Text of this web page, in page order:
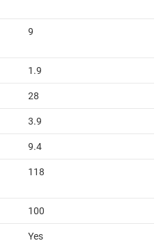
9
1.9
28
3.9
9.4
118
100
Yes